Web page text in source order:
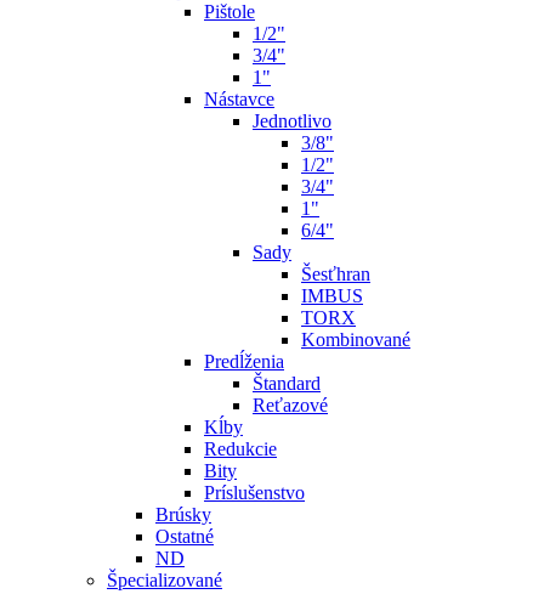
Pištole
1/2"
3/4"
1"
Nástavce
Jednotlivo
3/8"
1/2"
3/4"
1"
6/4"
Sady
Šesťhran
IMBUS
TORX
Kombinované
Predĺženia
Štandard
Reťazové
Kĺby
Redukcie
Bity
Príslušenstvo
Brúsky
Ostatné
ND
Špecializované